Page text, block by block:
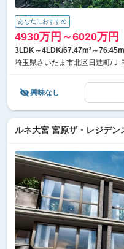
あなたにおすすめ
4930万円～6020万円
3LDK～4LDK/67.47m²～
埼玉県さいたま市北区日進町/Ｊ
興味なし
ルネ大宮 宮原ザ・レジデン